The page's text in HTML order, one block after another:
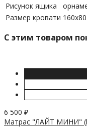
Рисунок ящика
Размер кровати 160х80
C этим товаром
6 500 ₽
Матрас "ЛАЙТ МИНИ"